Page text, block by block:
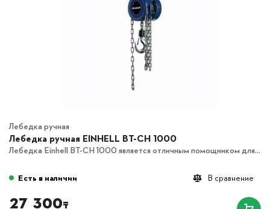
Лебедка ручная
Лебедка ручная EINHELL BT-CH 1000
Лебедка Einhell BT-CH 1000 является отличным помощником для...
В сравнение
Есть в наличии
27 300₸